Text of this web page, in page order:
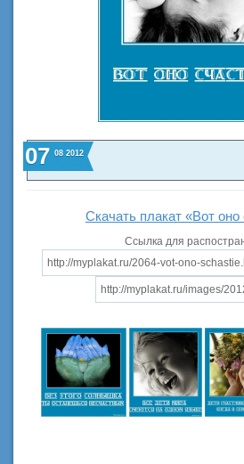
07 08 2012
Скачать плакат «Вот оно
Ссылка для